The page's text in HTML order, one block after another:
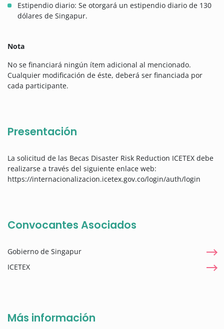
Estipendio diario: Se otorgará un estipendio diario de 130
dólares de Singapur.
Nota
No se financiará ningún ítem adicional al mencionado.
Cualquier modificación de éste, deberá ser financiada por
cada participante.
Presentación
La solicitud de las Becas Disaster Risk Reduction ICETEX debe
realizarse a través del siguiente enlace web:
https://internacionalizacion.icetex.gov.co/login/auth/login
Convocantes Asociados
Gobierno de Singapur
ICETEX
Más información